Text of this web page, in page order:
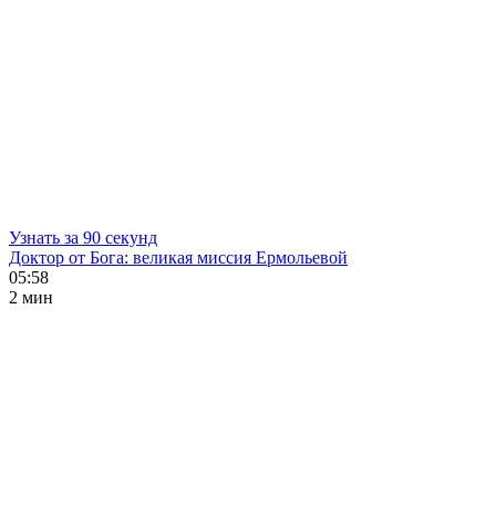
Узнать за 90 секунд
Доктор от Бога: великая миссия Ермольевой
05:58
2 мин